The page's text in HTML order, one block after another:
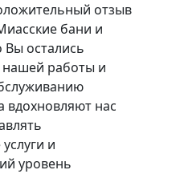
отзыв
бани и
остались
работы и
вдохновляют нас
и
уровень